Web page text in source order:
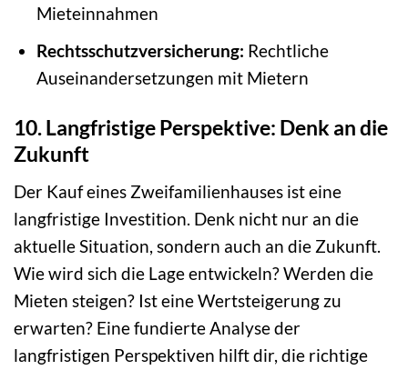
Mieteinnahmen
Rechtsschutzversicherung: Rechtliche
Auseinandersetzungen mit Mietern
10. Langfristige Perspektive: Denk an die
Zukunft
Der Kauf eines Zweifamilienhauses ist eine
langfristige Investition. Denk nicht nur an die
aktuelle Situation, sondern auch an die Zukunft.
Wie wird sich die Lage entwickeln? Werden die
Mieten steigen? Ist eine Wertsteigerung zu
erwarten? Eine fundierte Analyse der
langfristigen Perspektiven hilft dir, die richtige